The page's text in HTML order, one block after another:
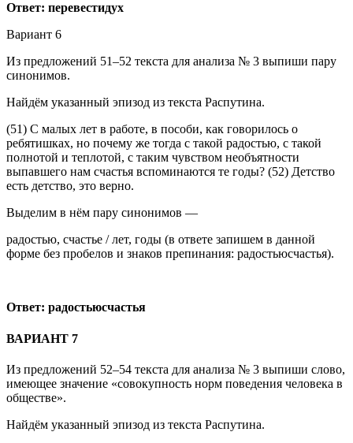
Ответ: перевестидух
Вариант 6
Из предложений 51–52 текста для анализа № 3 выпиши пару
синонимов.
Найдём указанный эпизод из текста Распутина.
(51) С малых лет в работе, в пособи, как говорилось о
ребятишках, но почему же тогда с такой радостью, с такой
полнотой и теплотой, с таким чувством необъятности
выпавшего нам счастья вспоминаются те годы? (52) Детство
есть детство, это верно.
Выделим в нём пару синонимов —
радостью, счастье / лет, годы (в ответе запишем в данной
форме без пробелов и знаков препинания: радостьюсчастья).
Ответ: радостьюсчастья
ВАРИАНТ 7
Из предложений 52–54 текста для анализа № 3 выпиши слово,
имеющее значение «совокупность норм поведения человека в
обществе».
Найдём указанный эпизод из текста Распутина.